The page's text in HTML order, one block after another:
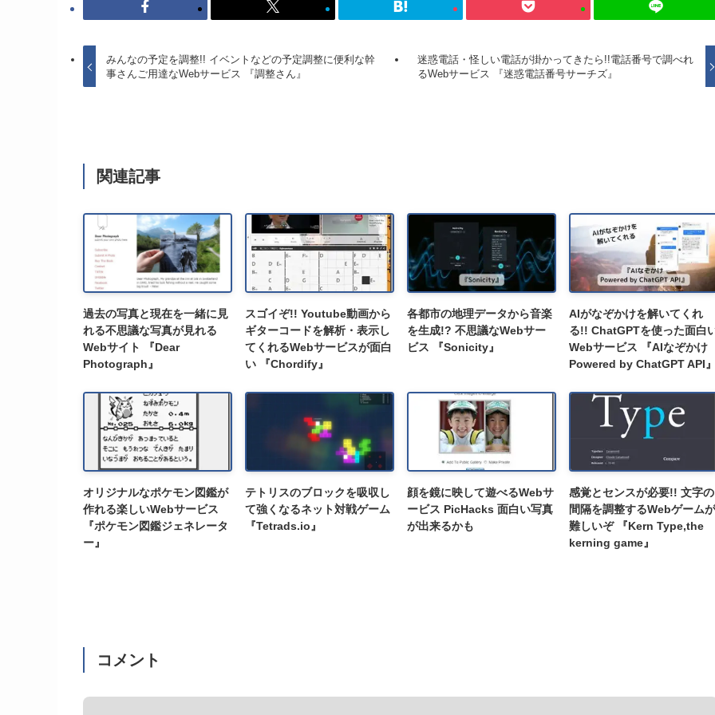
みんなの予定を調整!! イベントなどの予定調整に便利な幹
事さんご用達なWebサービス 『調整さん』
迷惑電話・怪しい電話が掛かってきたら!!電話番号で調べれ
るWebサービス 『迷惑電話番号サーチズ』
関連記事
過去の写真と現在を一緒に見
れる不思議な写真が見れる
Webサイト 『Dear
Photograph』
スゴイぞ!! Youtube動画から
ギターコードを解析・表示し
てくれるWebサービスが面白
い 『Chordify』
各都市の地理データから音楽
を生成!? 不思議なWebサー
ビス 『Sonicity』
AIがなぞかけを解いてくれ
る!! ChatGPTを使った面白
Webサービス 『AIなぞかけ
Powered by ChatGPT API
オリジナルなポケモン図鑑が
作れる楽しいWebサービス
『ポケモン図鑑ジェネレータ
ー』
テトリスのブロックを吸収し
て強くなるネット対戦ゲーム
『Tetrads.io』
顔を鏡に映して遊べるWebサ
ービス PicHacks 面白い写真
が出来るかも
感覚とセンスが必要!! 文字の
間隔を調整するWebゲームが
難しいぞ 『Kern Type,the
kerning game』
コメント